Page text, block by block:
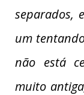
separados,
um
não está
muito